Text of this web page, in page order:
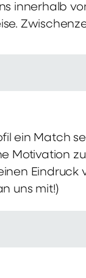
innerhalb
ein Match
Motivation
Eindruck
uns mit!)